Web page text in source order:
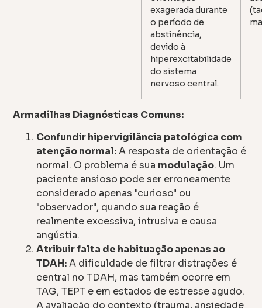
exagerada durante
o período de
abstinência,
devido à
hiperexcitabilidade
do sistema
nervoso central.
Armadilhas Diagnósticas Comuns:
Confundir hipervigilância patológica com
atenção normal:A resposta de orientação é
normal. O problema é sua modulação. Um
paciente ansioso pode ser erroneamente
considerado apenas "curioso" ou
"observador", quando sua reação é
realmente excessiva, intrusiva e causa
angústia.
Atribuir falta de habituação apenas ao
TDAH:A dificuldade de filtrar distrações é
central no TDAH, mas também ocorre em
TAG, TEPT e em estados de estresse agudo.